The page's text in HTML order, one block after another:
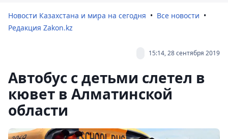
Новости Казахстана и мира на сегодня
Все новости
Редакция Zakon.kz
15:14, 28 сентября 2019
Автобус с детьми слетел в
кювет в Алматинской
области